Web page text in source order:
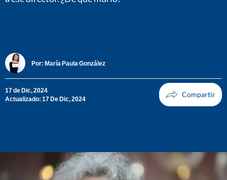
Por: María Paula González
17 de Dic, 2024
Actualizado: 17 De Dic, 2024